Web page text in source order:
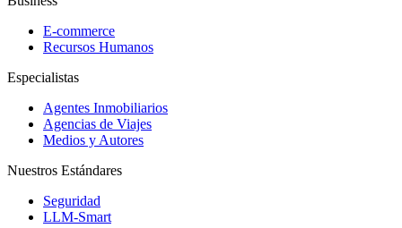
E-commerce
Recursos Humanos
Especialistas
Agentes Inmobiliarios
Agencias de Viajes
Medios y Autores
Nuestros Estándares
Seguridad
LLM-Smart